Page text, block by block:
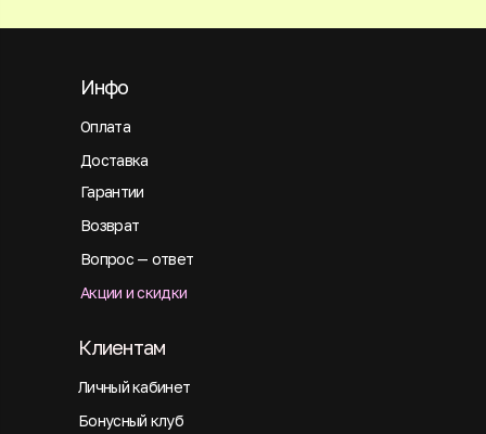
Оплата
Инфо
Доставка
Гарантии
Возврат
Вопрос — ответ
Акции и скидки
Личный кабинет
Клиентам
Бонусный клуб